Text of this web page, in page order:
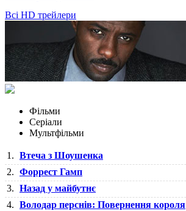
Всі HD трейлери
Фільми
Серіали
Мультфільми
1. Втеча з Шоушенка
2. Форрест Гамп
3. Назад у майбутнє
4. Володар перснів: Повернення короля